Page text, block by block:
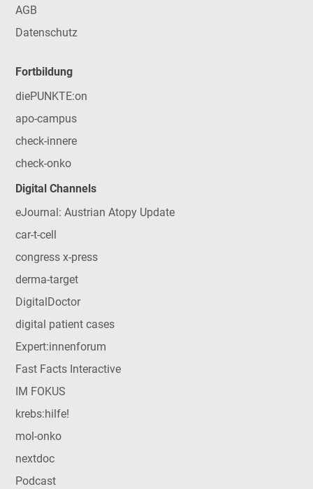
AGB
Datenschutz
Fortbildung
diePUNKTE:on
apo-campus
check-innere
check-onko
Digital Channels
eJournal: Austrian Atopy Update
car-t-cell
congress x-press
derma-target
DigitalDoctor
digital patient cases
Expert:innenforum
Fast Facts Interactive
IM FOKUS
krebs:hilfe!
mol-onko
nextdoc
Podcast